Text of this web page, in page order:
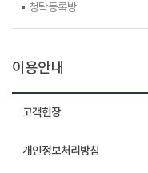
청탁등록방
이용안내
고객헌장
개인정보처리방침